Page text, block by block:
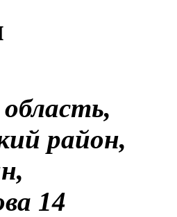
район,
14